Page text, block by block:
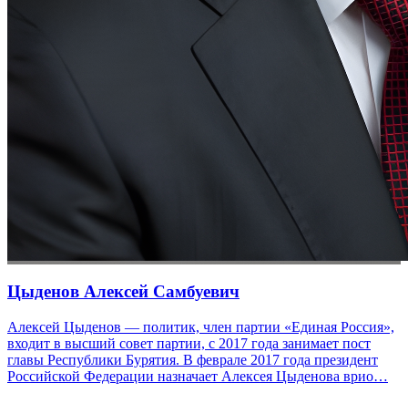
Цыденов Алексей Самбуевич
Алексей Цыденов — политик, член партии «Единая Россия»,
входит в высший совет партии, с 2017 года занимает пост
главы Республики Бурятия. В феврале 2017 года президент
Российской Федерации назначает Алексея Цыденова врио…